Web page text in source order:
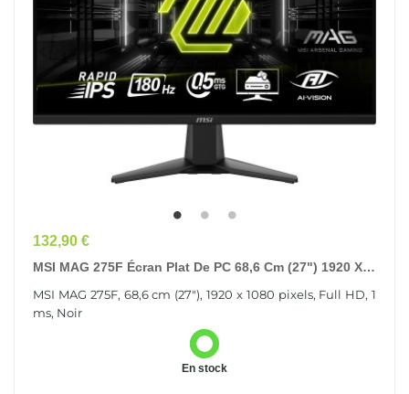
Prix
132,90 €
MSI MAG 275F Écran Plat De PC 68,6 Cm (27") 1920 X
MSI MAG 275F, 68,6 cm (27"), 1920 x 1080 pixels, Full HD, 1
ms, Noir
En stock